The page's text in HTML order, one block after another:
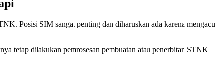
Posisi SIM sangat penting dan diharuskan ada karena mengacu
tetap dilakukan pemrosesan pembuatan atau penerbitan STNK